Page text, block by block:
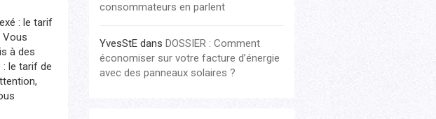
: le tarif
Vous
à des
le tarif de
consommateurs en parlent
YvesStEdans DOSSIER : Comment
économiser sur votre facture d’énergie
avec des panneaux solaires ?